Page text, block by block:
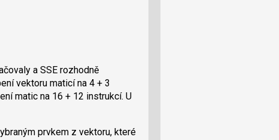
a SSE rozhodně
vektoru maticí na 4 + 3
matic na 16 + 12 instrukcí. U
prvkem z vektoru, které